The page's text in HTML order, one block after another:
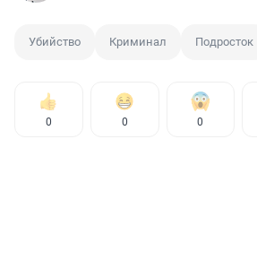
Убийство Криминал Подросток
0 0 0